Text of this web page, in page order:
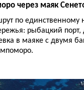
через маяк
по единственному
рыбацкий
в маяке с двумя